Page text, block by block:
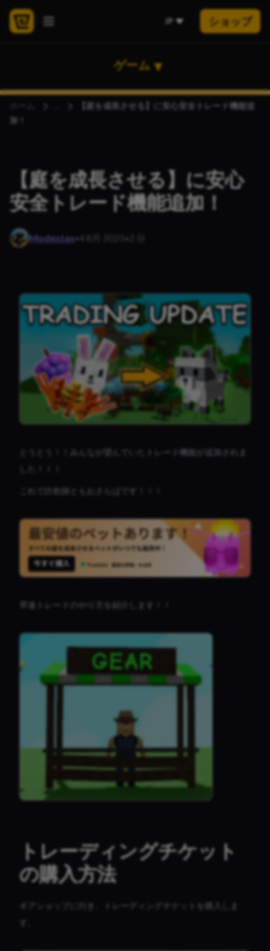
JP ショップ
ゲーム
【庭を成長させる】に安心安全トレード機能追
加！
【庭を成長させる】に安心
安全トレード機能追加！
Modestas·4 8月 2025 ·
とうとう！！みんなが望んでいたトレード機能が追加されま
これで詐欺師ともおさらばです！！！
早速トレードのやり方を紹介します！！
トレーディングチケット
の購入方法
ギアショップに行き、トレーディングチケットを購入しま
す。